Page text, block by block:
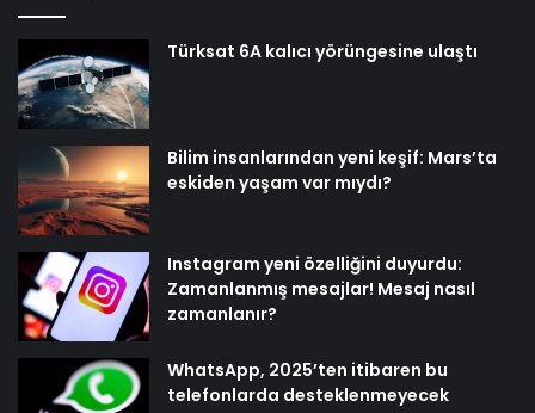
Türksat 6A kalıcı yörüngesine ulaştı
Bilim insanlarından yeni keşif: Mars’ta
eskiden yaşam var mıydı?
Instagram yeni özelliğini duyurdu:
Zamanlanmış mesajlar! Mesaj nasıl
zamanlanır?
WhatsApp, 2025’ten itibaren bu
telefonlarda desteklenmeyecek